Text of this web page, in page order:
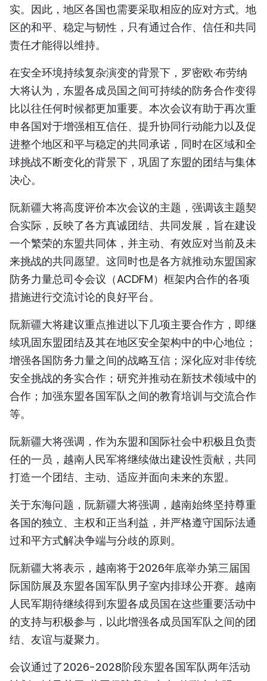
ESPAÑOL
实。因此，地区各国也需要采取相应的应对方式。地
区的和平、稳定与韧性，只有通过合作、信任和共同
责任才能得以维持。
在安全环境持续复杂演变的背景下，罗密欧·布劳纳
大将认为，东盟各成员国之间可持续的防务合作变得
比以往任何时候都更加重要。本次会议有助于再次重
申各国对于增强相互信任、提升协同行动能力以及促
进整个地区和平与稳定的共同承诺，同时在区域和全
球挑战不断变化的背景下，巩固了东盟的团结与集体
决心。
阮新疆大将高度评价本次会议的主题，强调该主题契
合实际，反映了各方真诚团结、共同发展，旨在建设
一个繁荣的东盟共同体，并主动、有效应对当前及未
来挑战的共同愿望。这同时也是各方就推动东盟国家
防务力量总司令会议（ACDFM）框架内合作的各项
措施进行交流讨论的良好平台。
阮新疆大将建议重点推进以下几项主要合作方，即继
续巩固东盟团结及其在地区安全架构中的中心地位；
增强各国防务力量之间的战略互信；深化应对非传统
安全挑战的务实合作；研究并推动在新技术领域中的
合作；加强东盟各国军队之间的教育培训与交流合作
等。
阮新疆大将强调，作为东盟和国际社会中积极且负责
任的一员，越南人民军将继续做出建设性贡献，共同
打造一个团结、主动、适应并面向未来的东盟。
关于东海问题，阮新疆大将强调，越南始终坚持尊重
各国的独立、主权和正当利益，并严格遵守国际法通
过和平方式解决争端与分歧的原则。
阮新疆大将表示，越南将于2026年底举办第三届国
际国防展及东盟各国军队男子室内排球公开赛。越南
人民军期待继续得到东盟各成员国在这些重要活动中
的支持与积极参与，以此增强各成员国军队之间的团
结、友谊与凝聚力。
会议通过了2026-2028阶段东盟各国军队两年活动